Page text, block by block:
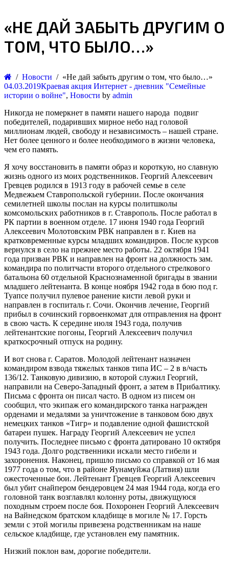
«НЕ ДАЙ ЗАБЫТЬ ДРУГИМ О
ТОМ, ЧТО БЫЛО…»
Новости
«Не дай забыть другим о том, что было…»
04.03.2019Краевая акция Интернет - дневник "Семейные
истории о войне", Новости by admin
Никогда не померкнет в памяти нашего народа подвиг
победителей, подаривших мирное небо над головой
миллионам людей, свободу и независимость – нашей стране.
Нет более ценного и более необходимого в жизни человека,
чем его память.
Я хочу восстановить в памяти образ и короткую, но славную
жизнь одного из моих родственников. Георгий Алексеевич
Гревцев родился в 1913 году в рабочей семье в селе
Медвежьем Ставропольской губернии. После окончания
семилетней школы послан на курсы политшколы
комсомольских работников в г. Ставрополь. После работал в
РК партии в военном отделе. 17 июня 1940 года Георгий
Алексеевич Молотовским РВК направлен в г. Киев на
кратковременные курсы младших командиров. После курсов
вернулся в село на прежнее место работы. 22 октября 1941
года призван РВК и направлен на фронт на должность зам.
командира по политчасти второго отдельного стрелкового
батальона 60 отдельной Краснознаменной бригады в звании
младшего лейтенанта. В конце ноября 1942 года в бою под г.
Туапсе получил пулевое ранение кисти левой руки и
направлен в госпиталь г. Сочи. Окончив лечение, Георгий
прибыл в сочинский горвоенкомат для отправления на фронт
в свою часть. К середине июля 1943 года, получив
лейтенантские погоны, Георгий Алексеевич получил
краткосрочный отпуск на родину.
И вот снова г. Саратов. Молодой лейтенант назначен
командиром взвода тяжелых танков типа ИС – 2 в в/часть
136/12. Танковую дивизию, в которой служил Георгий,
направили на Северо-Западный фронт, а затем в Прибалтику.
Письма с фронта он писал часто. В одном из писем он
сообщил, что экипаж его командирского танка награжден
орденами и медалями за уничтожение в танковом бою двух
немецких танков «Тигр» и подавление одной фашистской
батареи пушек. Награду Георгий Алексеевич не успел
получить. Последнее письмо с фронта датировано 10 октября
1943 года. Долго родственники искали место гибели и
захоронения. Наконец, пришло письмо со справкой от 16 мая
1977 года о том, что в районе Яунамуйжа (Латвия) шли
ожесточенные бои. Лейтенант Гревцев Георгий Алексеевич
был убит снайпером бендеровцем 24 мая 1944 года, когда его
головной танк возглавлял колонну роты, движущуюся
походным строем после боя. Похоронен Георгий Алексеевич
на Вайнедском братском кладбище в могиле № 17. Горсть
земли с этой могилы привезена родственникам на наше
сельское кладбище, где установлен ему памятник.
Низкий поклон вам, дорогие победители.